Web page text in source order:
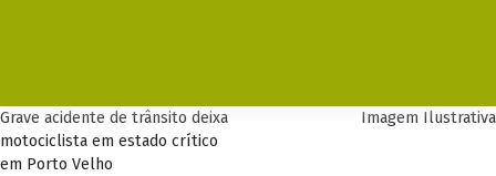
Grave acidente de trânsito deixa
motociclista em estado crítico
em Porto Velho
Imagem Ilustrativa